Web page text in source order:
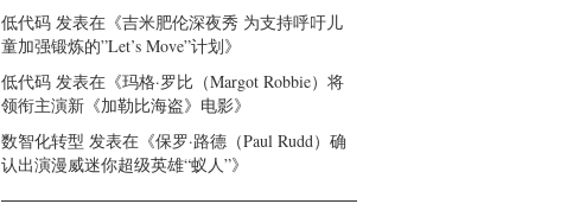
低代码 发表在《吉米肥伦深夜秀 为支持呼吁儿
童加强锻炼的”Let’s Move”计划》
低代码 发表在《玛格·罗比（Margot Robbie）将
领衔主演新《加勒比海盗》电影》
数智化转型 发表在《保罗·路德（Paul Rudd）确
认出演漫威迷你超级英雄“蚁人”》